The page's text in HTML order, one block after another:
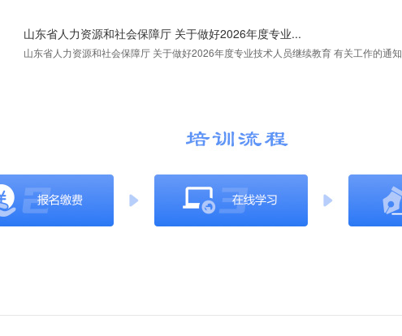
山东省人力资源和社会保障厅 关于做好2026年度专业...
山东省人力资源和社会保障厅 关于做好2026年度专业技术人员继续教育 有关工作的通知